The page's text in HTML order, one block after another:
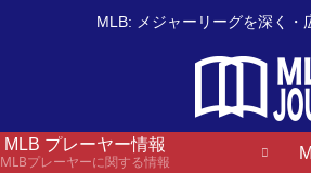
MLB: メジャーリーグを深く・
MLB プレーヤー情報
MLBプレーヤーに関する情報